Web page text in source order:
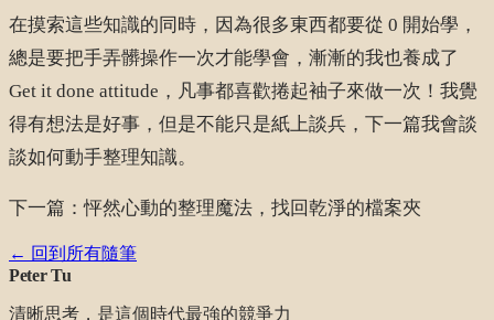
在摸索這些知識的同時，因為很多東西都要從 0 開始學，
總是要把手弄髒操作一次才能學會，漸漸的我也養成了
Get it done attitude，凡事都喜歡捲起袖子來做一次！我覺
得有想法是好事，但是不能只是紙上談兵，下一篇我會談
談如何動手整理知識。
下一篇：​​怦然心動的整理魔法，找回乾淨的檔案夾
← 回到所有隨筆
Peter Tu
清晰思考，是這個時代最強的競爭力